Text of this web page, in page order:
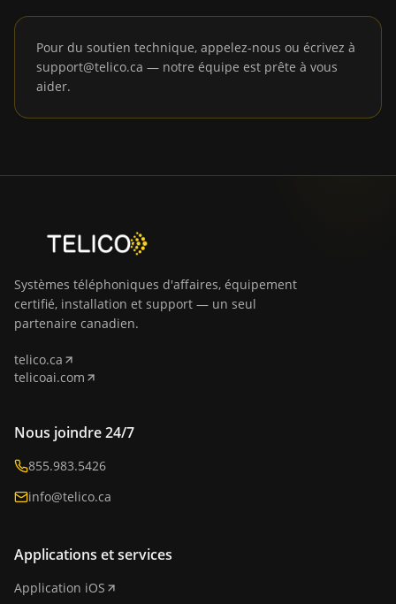
Pour du soutien technique, appelez-nous ou écrivez à
support@telico.ca — notre équipe est prête à vous
aider.
Systèmes téléphoniques d'affaires, équipement
certifié, installation et support — un seul
partenaire canadien.
telico.ca
telicoai.com
Nous joindre 24/7
855.983.5426
info@telico.ca
Applications et services
Application iOS